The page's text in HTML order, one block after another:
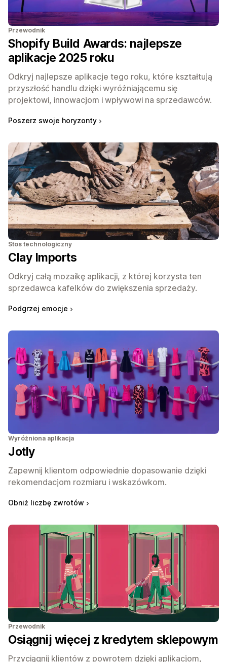
Przewodnik
Shopify Build Awards: najlepsze
aplikacje 2025 roku
Odkryj najlepsze aplikacje tego roku, które kształtują
przyszłość handlu dzięki wyróżniającemu się
projektowi, innowacjom i wpływowi na sprzedawców.
Poszerz swoje horyzonty
Stos technologiczny
Clay Imports
Odkryj całą mozaikę aplikacji, z której korzysta ten
sprzedawca kafelków do zwiększenia sprzedaży.
Podgrzej emocje
Wyróżniona aplikacja
Jotly
Zapewnij klientom odpowiednie dopasowanie dzięki
rekomendacjom rozmiaru i wskazówkom.
Obniż liczbę zwrotów
Przewodnik
Osiągnij więcej z kredytem sklepowym
Przyciągnij klientów z powrotem dzięki aplikacjom,